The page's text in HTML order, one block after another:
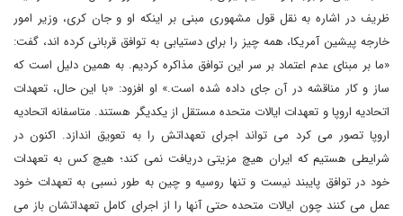
ظریف در اشاره به نقل قول مشهوری مبنی بر اینکه او و جان کری، وزیر امور
خارجه پیشین آمریکا، همه چیز را برای دستیابی به توافق قربانی کرده اند، گفت:
«ما بر مبنای عدم اعتماد بر سر این توافق مذاکره کردیم. به همین دلیل است که
ساز و کار مناقشه در آن جای داده شده است.» او افزود: «با این حال، تعهدات
اتحادیه اروپا و تعهدات ایالات متحده مستقل از یکدیگر هستند. متاسفانه اتحادیه
اروپا تصور می کرد می تواند اجرای تعهداتش را به تعویق اندازد. اکنون در
شرایطی هستیم که ایران هیچ مزیتی دریافت نمی کند؛ هیچ کس به تعهدات
خود در توافق پایبند نیست و تنها روسیه و چین به طور نسبی به تعهدات خود
عمل می کنند چون ایالات متحده حتی آنها را از اجرای کامل تعهداتشان باز می